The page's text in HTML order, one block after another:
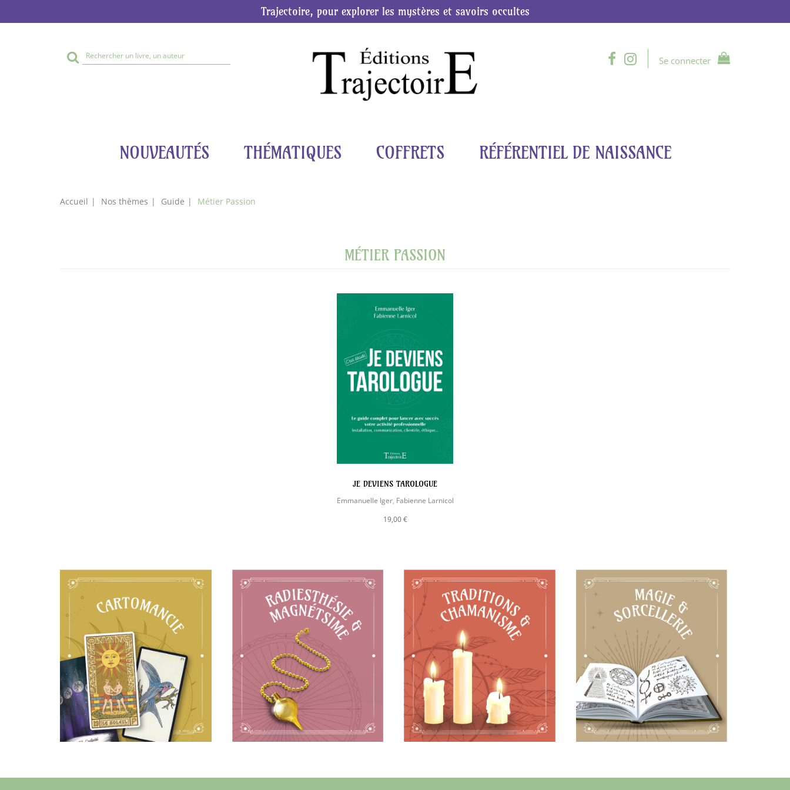
Trajectoire, pour explorer les mystères et savoirs occultes
Rechercher
sur
Se connecter
NOUVEAUTÉS THÉMATIQUES COFFRETS RÉFÉRENTIEL DE NAISSANCE
Accueil Nos thèmes Guide Métier Passion
MÉTIER PASSION
JE DEVIENS TAROLOGUE
Emmanuelle Iger, Fabienne Larnicol
19,00 €